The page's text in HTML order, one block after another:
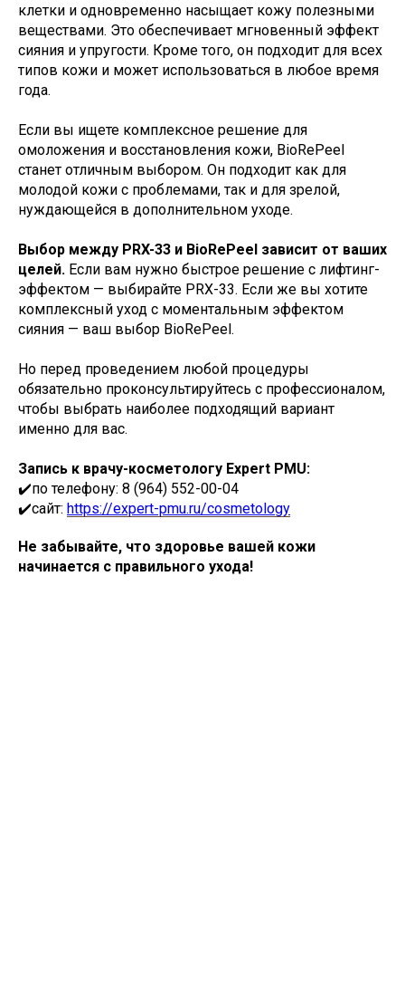
клетки и одновременно насыщает кожу полезными
веществами. Это обеспечивает мгновенный эффект
сияния и упругости. Кроме того, он подходит для всех
типов кожи и может использоваться в любое время
года.
Если вы ищете комплексное решение для
омоложения и восстановления кожи, BioRePeel
станет отличным выбором. Он подходит как для
молодой кожи с проблемами, так и для зрелой,
нуждающейся в дополнительном уходе.
Выбор между PRX-33 и BioRePeel зависит от ваших
целей. Если вам нужно быстрое решение с лифтинг-
эффектом — выбирайте PRX-33. Если же вы хотите
комплексный уход с моментальным эффектом
сияния — ваш выбор BioRePeel.
Но перед проведением любой процедуры
обязательно проконсультируйтесь с профессионалом,
чтобы выбрать наиболее подходящий вариант
именно для вас.
Запись к врачу-косметологу Expert PMU:
✔️по телефону: 8 (964) 552-00-04
✔️сайт: https://expert-pmu.ru/cosmetology
Не забывайте, что здоровье вашей кожи
начинается с правильного ухода!